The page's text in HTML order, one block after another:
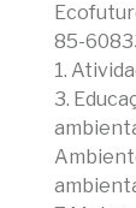
85-
1.
3.